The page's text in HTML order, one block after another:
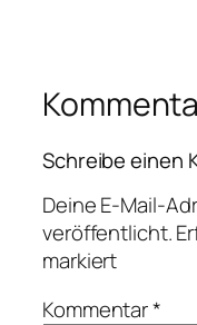
Schreibe einen
Deine E-Mail-
veröffentlicht.
markiert
Kommentar*